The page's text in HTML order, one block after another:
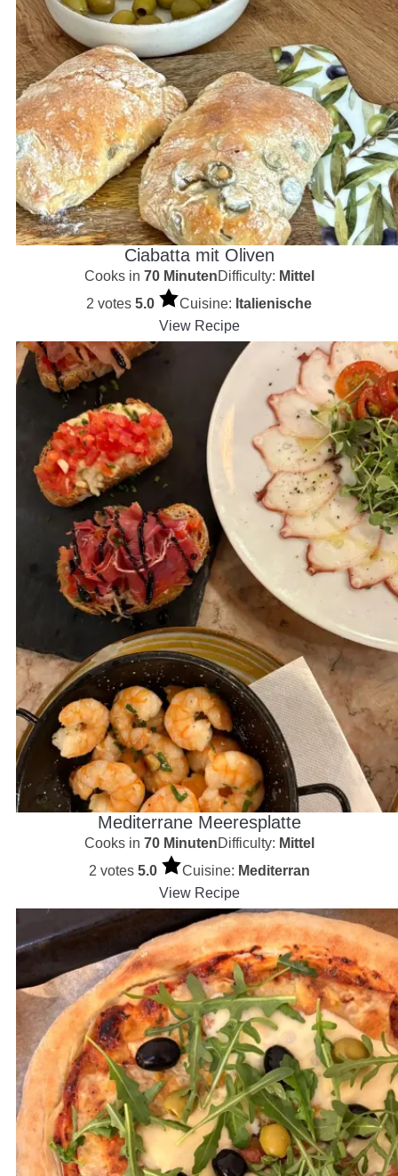
Ciabatta mit Oliven
Cooks in 70 MinutenDifficulty: Mittel
2 votes 5.0 Cuisine: Italienische
View Recipe
Mediterrane Meeresplatte
Cooks in 70 MinutenDifficulty: Mittel
2 votes 5.0 Cuisine: Mediterran
View Recipe